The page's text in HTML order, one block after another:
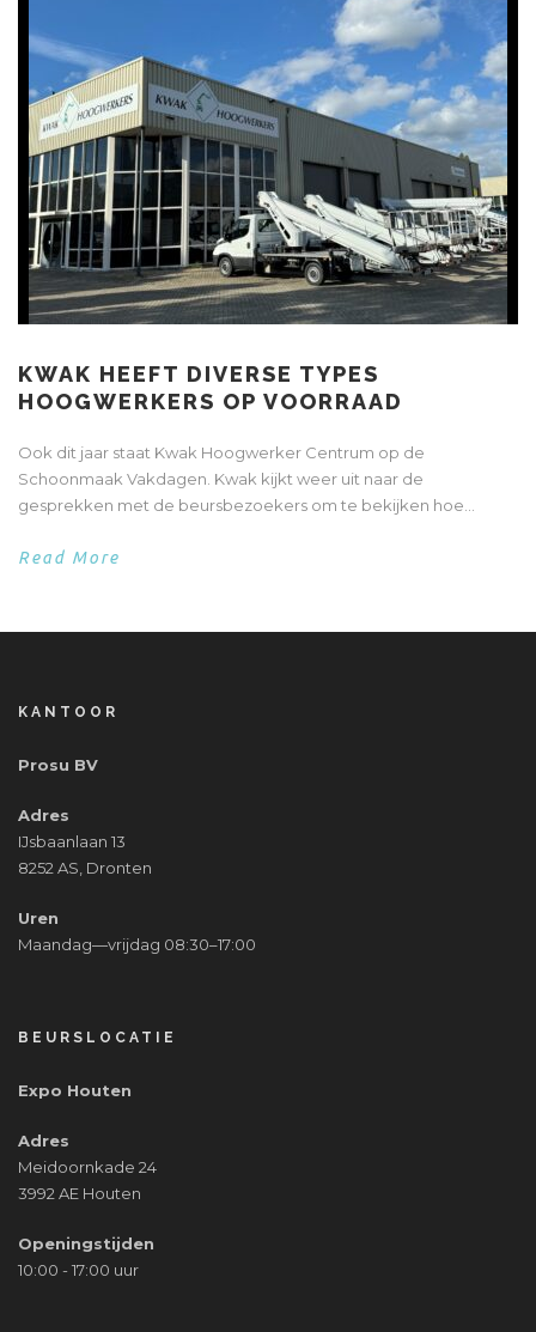
KWAK HEEFT DIVERSE TYPES
HOOGWERKERS OP VOORRAAD
Ook dit jaar staat Kwak Hoogwerker Centrum op de
Schoonmaak Vakdagen. Kwak kijkt weer uit naar de
gesprekken met de beursbezoekers om te bekijken hoe...
Read More
KANTOOR
Prosu BV
Adres
IJsbaanlaan 13
8252 AS, Dronten
Uren
Maandag—vrijdag 08:30–17:00
BEURSLOCATIE
Expo Houten
Adres
Meidoornkade 24
3992 AE Houten
Openingstijden
10:00 - 17:00 uur